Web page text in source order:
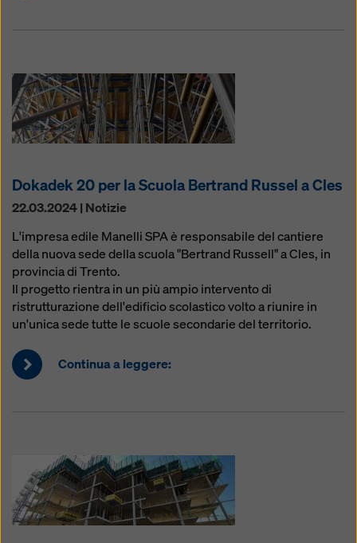
Dokadek 20 per la Scuola Bertrand Russel a Cles
22.03.2024 | Notizie
L'impresa edile Manelli SPA è responsabile del cantiere
della nuova sede della scuola "Bertrand Russell" a Cles, in
provincia di Trento.
Il progetto rientra in un più ampio intervento di
ristrutturazione dell'edificio scolastico volto a riunire in
un'unica sede tutte le scuole secondarie del territorio.
Continua a leggere: